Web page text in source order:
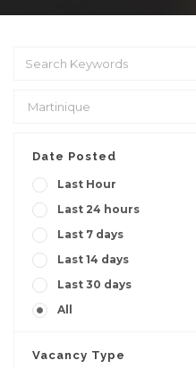
Date Posted
Last Hour
Last 24 hours
Last 7 days
Last 14 days
Last 30 days
All
Vacancy Type